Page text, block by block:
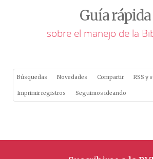
Guía rápida
sobre el manejo de la
Búsquedas Novedades Compartir RSS y
Imprimir registros Seguimos ideando